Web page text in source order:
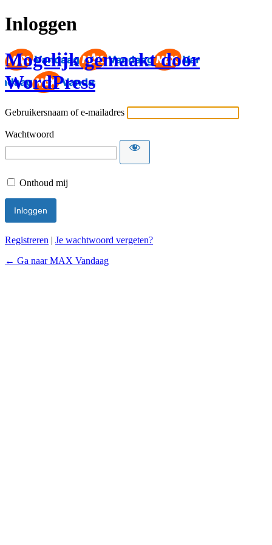
Inloggen
Mogelijk gemaakt door
WordPress
Gebruikersnaam of e-mailadres
Wachtwoord
Onthoud mij
Registreren | Je wachtwoord vergeten?
← Ga naar MAX Vandaag